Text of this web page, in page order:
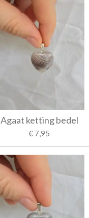
Agaat ketting bedel
€ 7,95